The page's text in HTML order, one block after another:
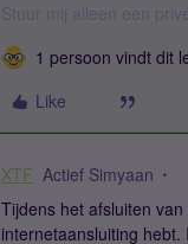
1 persoon vindt dit
Like
XTF Actief Simyaan
Tijdens het afsluiten
internetaansluiting